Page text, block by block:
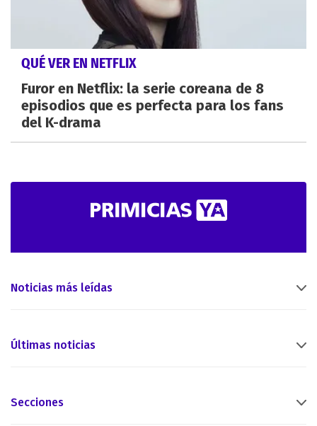
QUÉ VER EN NETFLIX
Furor en Netflix: la serie coreana de 8
episodios que es perfecta para los fans
del K-drama
Noticias más leídas
Últimas noticias
Secciones